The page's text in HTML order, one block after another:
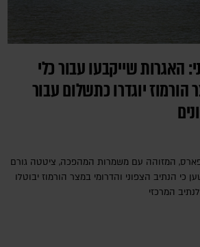
האגרות שייקבעו עבור כלי
הורמוז יוגדרו כתשלום עבור
פארס, המזוהה עם משמרות המהפכה, ציטטה גורם
כי הנתיב הצפוני והדרומי במצר הורמוז יבוטלו
המרכזי